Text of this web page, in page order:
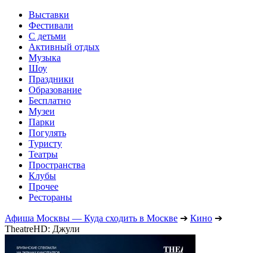
Выставки
Фестивали
С детьми
Активный отдых
Музыка
Шоу
Праздники
Образование
Бесплатно
Музеи
Парки
Погулять
Туристу
Театры
Пространства
Клубы
Прочее
Рестораны
Афиша Москвы — Куда сходить в Москве ➔ Кино ➔
TheatreHD: Джули